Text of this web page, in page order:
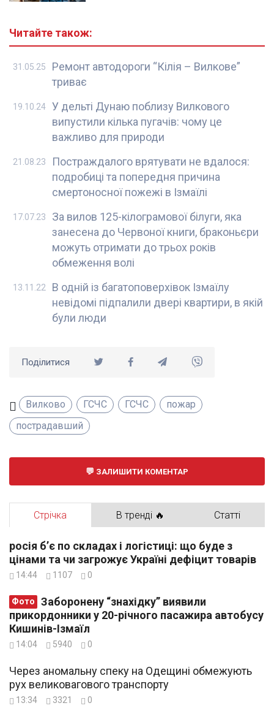
Читайте також:
Ремонт автодороги “Кілія – Вилкове”
триває
31.05.25
У дельті Дунаю поблизу Вилкового
випустили кілька пугачів: чому це
важливо для природи
19.10.24
Постраждалого врятувати не вдалося:
подробиці та попередня причина
смертоносної пожежі в Ізмаїлі
21.08.23
За вилов 125-кілограмової білуги, яка
занесена до Червоної книги, браконьєри
можуть отримати до трьох років
обмеження волі
17.07.23
В одній із багатоповерхівок Ізмаїлу
невідомі підпалили двері квартири, в якій
були люди
13.11.22
Поділитися
Вилково ГСЧС ГСЧС
пожар
пострадавший
ЗАЛИШИТИ КОМЕНТАР
Стрічка В тренді 🔥 Статті
росія б’є по складах і логістиці: що буде з
цінами та чи загрожує Україні дефіцит товарів
14:44 1107 0
Фото
прикордонники у 20-річного пасажира автобусу
Кишинів-Ізмаїл
14:04 5940 0
Через аномальну спеку на Одещині обмежують
рух великовагового транспорту
13:34 3321 0